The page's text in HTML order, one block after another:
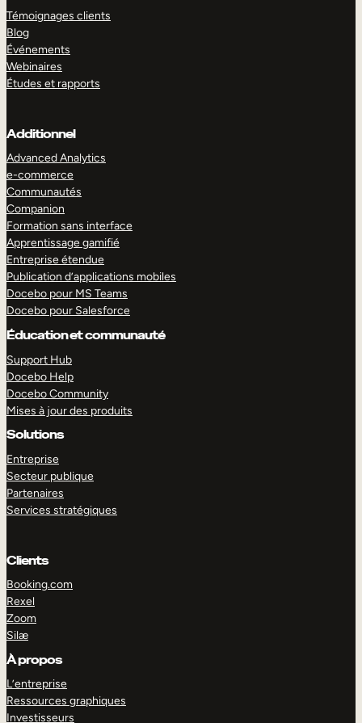
Témoignages clients
Blog
Événements
Webinaires
Études et rapports
Additionnel
Advanced Analytics
e-commerce
Communautés
Companion
Formation sans interface
Apprentissage gamifié
Entreprise étendue
Publication d’applications mobiles
Docebo pour MS Teams
Docebo pour Salesforce
Éducation et communauté
Support Hub
Docebo Help
Docebo Community
Mises à jour des produits
Solutions
Entreprise
Secteur publique
Partenaires
Services stratégiques
Clients
Booking.com
Rexel
Zoom
Silæ
À propos
L’entreprise
Ressources graphiques
Investisseurs